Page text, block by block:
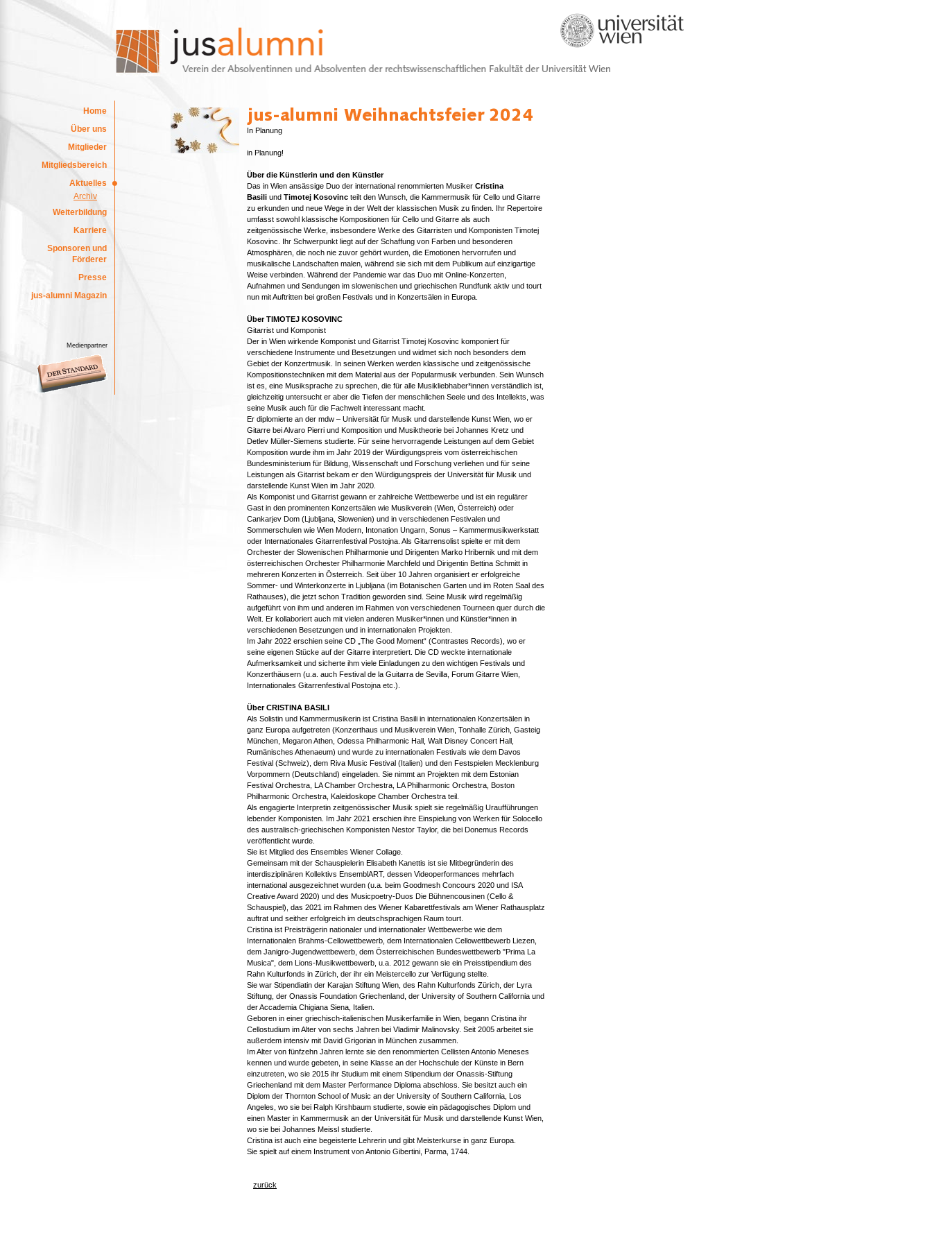
Home
Über uns
Mitglieder
Mitgliedsbereich
Aktuelles
Archiv
Weiterbildung
Karriere
Sponsoren und
Förderer
Presse
jus-alumni Magazin
Medienpartner
In Planung
in Planung!
Über die Künstlerin und den Künstler
Das in Wien ansässige Duo der international renommierten Musiker Cristina
Basili und Timotej Kosovinc teilt den Wunsch, die Kammermusik für Cello und Gitarre
zu erkunden und neue Wege in der Welt der klassischen Musik zu finden. Ihr Repertoire
umfasst sowohl klassische Kompositionen für Cello und Gitarre als auch
zeitgenössische Werke, insbesondere Werke des Gitarristen und Komponisten Timotej
Kosovinc. Ihr Schwerpunkt liegt auf der Schaffung von Farben und besonderen
Atmosphären, die noch nie zuvor gehört wurden, die Emotionen hervorrufen und
musikalische Landschaften malen, während sie sich mit dem Publikum auf einzigartige
Weise verbinden. Während der Pandemie war das Duo mit Online-Konzerten,
Aufnahmen und Sendungen im slowenischen und griechischen Rundfunk aktiv und tourt
nun mit Auftritten bei großen Festivals und in Konzertsälen in Europa.
Über TIMOTEJ KOSOVINC
Gitarrist und Komponist
Der in Wien wirkende Komponist und Gitarrist Timotej Kosovinc komponiert für
verschiedene Instrumente und Besetzungen und widmet sich noch besonders dem
Gebiet der Konzertmusik. In seinen Werken werden klassische und zeitgenössische
Kompositionstechniken mit dem Material aus der Popularmusik verbunden. Sein Wunsch
ist es, eine Musiksprache zu sprechen, die für alle Musikliebhaber*innen verständlich ist,
gleichzeitig untersucht er aber die Tiefen der menschlichen Seele und des Intellekts, was
seine Musik auch für die Fachwelt interessant macht.
Er diplomierte an der mdw – Universität für Musik und darstellende Kunst Wien, wo er
Gitarre bei Alvaro Pierri und Komposition und Musiktheorie bei Johannes Kretz und
Detlev Müller-Siemens studierte. Für seine hervorragende Leistungen auf dem Gebiet
Komposition wurde ihm im Jahr 2019 der Würdigungspreis vom österreichischen
Bundesministerium für Bildung, Wissenschaft und Forschung verliehen und für seine
Leistungen als Gitarrist bekam er den Würdigungspreis der Universität für Musik und
darstellende Kunst Wien im Jahr 2020.
Als Komponist und Gitarrist gewann er zahlreiche Wettbewerbe und ist ein regulärer
Gast in den prominenten Konzertsälen wie Musikverein (Wien, Österreich) oder
Cankarjev Dom (Ljubljana, Slowenien) und in verschiedenen Festivalen und
Sommerschulen wie Wien Modern, Intonation Ungarn, Sonus – Kammermusikwerkstatt
oder Internationales Gitarrenfestival Postojna. Als Gitarrensolist spielte er mit dem
Orchester der Slowenischen Philharmonie und Dirigenten Marko Hribernik und mit dem
österreichischen Orchester Philharmonie Marchfeld und Dirigentin Bettina Schmitt in
mehreren Konzerten in Österreich. Seit über 10 Jahren organisiert er erfolgreiche
Sommer- und Winterkonzerte in Ljubljana (im Botanischen Garten und im Roten Saal des
Rathauses), die jetzt schon Tradition geworden sind. Seine Musik wird regelmäßig
aufgeführt von ihm und anderen im Rahmen von verschiedenen Tourneen quer durch die
Welt. Er kollaboriert auch mit vielen anderen Musiker*innen und Künstler*innen in
verschiedenen Besetzungen und in internationalen Projekten.
Im Jahr 2022 erschien seine CD „The Good Moment“ (Contrastes Records), wo er
seine eigenen Stücke auf der Gitarre interpretiert. Die CD weckte internationale
Aufmerksamkeit und sicherte ihm viele Einladungen zu den wichtigen Festivals und
Konzerthäusern (u.a. auch Festival de la Guitarra de Sevilla, Forum Gitarre Wien,
Internationales Gitarrenfestival Postojna etc.).
Über CRISTINA BASILI
Als Solistin und Kammermusikerin ist Cristina Basili in internationalen Konzertsälen in
ganz Europa aufgetreten (Konzerthaus und Musikverein Wien, Tonhalle Zürich, Gasteig
München, Megaron Athen, Odessa Philharmonic Hall, Walt Disney Concert Hall,
Rumänisches Athenaeum) und wurde zu internationalen Festivals wie dem Davos
Festival (Schweiz), dem Riva Music Festival (Italien) und den Festspielen Mecklenburg
Vorpommern (Deutschland) eingeladen. Sie nimmt an Projekten mit dem Estonian
Festival Orchestra, LA Chamber Orchestra, LA Philharmonic Orchestra, Boston
Philharmonic Orchestra, Kaleidoskope Chamber Orchestra teil.
Als engagierte Interpretin zeitgenössischer Musik spielt sie regelmäßig Uraufführungen
lebender Komponisten. Im Jahr 2021 erschien ihre Einspielung von Werken für Solocello
des australisch-griechischen Komponisten Nestor Taylor, die bei Donemus Records
veröffentlicht wurde.
Sie ist Mitglied des Ensembles Wiener Collage.
Gemeinsam mit der Schauspielerin Elisabeth Kanettis ist sie Mitbegründerin des
interdisziplinären Kollektivs EnsemblART, dessen Videoperformances mehrfach
international ausgezeichnet wurden (u.a. beim Goodmesh Concours 2020 und ISA
Creative Award 2020) und des Musicpoetry-Duos Die Bühnencousinen (Cello &
Schauspiel), das 2021 im Rahmen des Wiener Kabarettfestivals am Wiener Rathausplatz
auftrat und seither erfolgreich im deutschsprachigen Raum tourt.
Cristina ist Preisträgerin nationaler und internationaler Wettbewerbe wie dem
Internationalen Brahms-Cellowettbewerb, dem Internationalen Cellowettbewerb Liezen,
dem Janigro-Jugendwettbewerb, dem Österreichischen Bundeswettbewerb "Prima La
Musica", dem Lions-Musikwettbewerb, u.a. 2012 gewann sie ein Preisstipendium des
Rahn Kulturfonds in Zürich, der ihr ein Meistercello zur Verfügung stellte.
Sie war Stipendiatin der Karajan Stiftung Wien, des Rahn Kulturfonds Zürich, der Lyra
Stiftung, der Onassis Foundation Griechenland, der University of Southern California und
der Accademia Chigiana Siena, Italien.
Geboren in einer griechisch-italienischen Musikerfamilie in Wien, begann Cristina ihr
Cellostudium im Alter von sechs Jahren bei Vladimir Malinovsky. Seit 2005 arbeitet sie
außerdem intensiv mit David Grigorian in München zusammen.
Im Alter von fünfzehn Jahren lernte sie den renommierten Cellisten Antonio Meneses
kennen und wurde gebeten, in seine Klasse an der Hochschule der Künste in Bern
einzutreten, wo sie 2015 ihr Studium mit einem Stipendium der Onassis-Stiftung
Griechenland mit dem Master Performance Diploma abschloss. Sie besitzt auch ein
Diplom der Thornton School of Music an der University of Southern California, Los
Angeles, wo sie bei Ralph Kirshbaum studierte, sowie ein pädagogisches Diplom und
einen Master in Kammermusik an der Universität für Musik und darstellende Kunst Wien,
wo sie bei Johannes Meissl studierte.
Cristina ist auch eine begeisterte Lehrerin und gibt Meisterkurse in ganz Europa.
Sie spielt auf einem Instrument von Antonio Gibertini, Parma, 1744.
zurück